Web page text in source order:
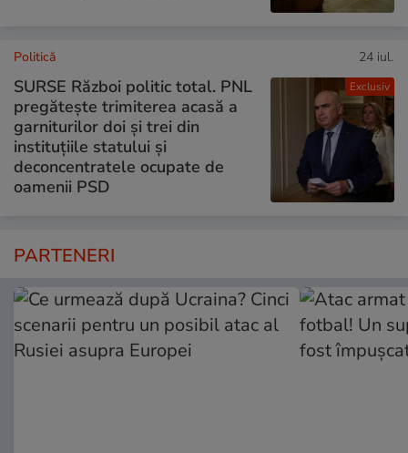
Exclusiv
Politică 24 iul.
SURSE Război politic total. PNL
pregătește trimiterea acasă a
garniturilor doi și trei din
instituțiile statului și
deconcentratele ocupate de
oamenii PSD
PARTENERI